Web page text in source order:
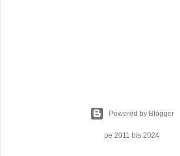
Powered by Blogger
pe 2011 bis 2024